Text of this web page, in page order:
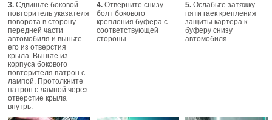
3. Сдвиньте боковой
повторитель указателя
поворота в сторону
передней части
автомобиля и выньте
его из отверстия
крыла. Выньте из
корпуса бокового
повторителя патрон с
лампой. Протолкните
патрон с лампой через
отверстие крыла
внутрь.
4. Отверните снизу
болт бокового
крепления буфера с
соответствующей
стороны.
5. Ослабьте затяжку
пяти гаек крепления
защиты картера к
буферу снизу
автомобиля.